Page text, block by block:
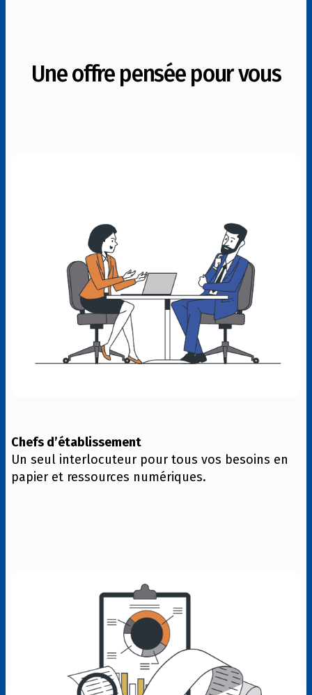
Une offre pensée pour vous
Chefs d’établissement
Un seul interlocuteur pour tous vos besoins en
papier et ressources numériques.